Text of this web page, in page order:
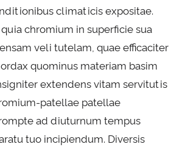
climaticis expositae.
chromium in superficie sua
veli tutelam, quae efficaciter
quominus materiam basim
extendens vitam servitutis
patellae patellae
ad diuturnum tempus
tuo incipiendum. Diversis